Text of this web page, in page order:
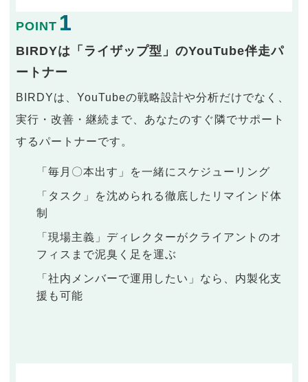
POINT 1
BIRDYは「ライザップ型」のYouTube伴走パ
ートナー
BIRDYは、YouTubeの戦略設計や分析だけでなく、
実行・改善・継続まで、あなたのすぐ隣でサポート
するパートナーです。
「毎月〇本出す」を一緒にスケジューリング
「タスク」を沈められる徹底したリマインド体
制
「現場主義」ディレクターがクライアントのオ
フィスまで泥臭く足を運ぶ
「社内メンバーで運用したい」なら、内製化支
援も可能